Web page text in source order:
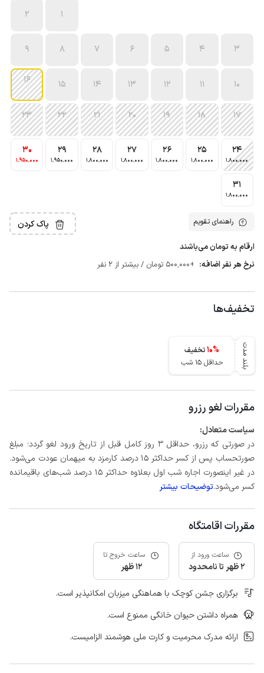
1
2
3
4
5
6
7
8
9
10
11
12
13
14
15
16
17
18
19
20
21
22
23
24
1٬800٬000
25
1٬800٬000
26
1٬800٬000
27
1٬800٬000
28
1٬800٬000
29
1٬950٬000
30
1٬950٬000
31
1٬800٬000
راهنمای تقویم پاک کردن
ارقام به تومان می‌باشند
نرخ هر نفر اضافه: +500٬000 تومان / بیشتر از 2 نفر
تخفیف‌ها
بلند مدت 10%
تخفیف
حداقل 15 شب
مقررات لغو رزرو
سیاست متعادل:
در صورتی که رزرو، حداقل 3 روز کامل قبل از تاریخ ورود لغو گردد؛ مبلغ
صورتحساب پس از کسر حداکثر 15 درصد کارمزد به میهمان عودت می‌شود.
در غیر اینصورت اجاره شب اول بعلاوه حداکثر 15 درصد شب‌های باقیمانده
کسر می‌شود.توضیحات بیشتر
مقررات اقامتگاه
ساعت ورود از
2 ظهر تا نامحدود
ساعت خروج تا
12 ظهر
برگزاری جشن کوچک با هماهنگی میزبان امکانپذیر است.
همراه داشتن حیوان خانگی ممنوع است.
ارائه مدرک محرمیت و کارت ملی هوشمند الزامیست.